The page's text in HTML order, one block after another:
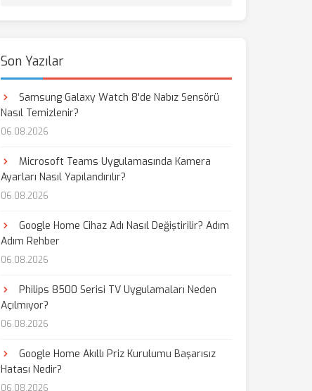
Son Yazılar
Samsung Galaxy Watch 8'de Nabız Sensörü
Nasıl Temizlenir?
06.08.2026
Microsoft Teams Uygulamasında Kamera
Ayarları Nasıl Yapılandırılır?
06.08.2026
Google Home Cihaz Adı Nasıl Değiştirilir? Adım
Adım Rehber
06.08.2026
Philips 8500 Serisi TV Uygulamaları Neden
Açılmıyor?
06.08.2026
Google Home Akıllı Priz Kurulumu Başarısız
Hatası Nedir?
06.08.2026